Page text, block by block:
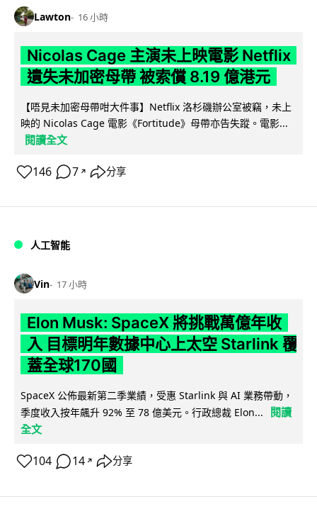
Lawton 16 小時
Nicolas Cage 主演未上映電影 Netflix
遺失未加密母帶 被索償 8.19 億港元
【唔見未加密母帶咁大件事】Netflix 洛杉磯辦公室被竊，未上
映的 Nicolas Cage 電影《Fortitude》母帶亦告失蹤。電影...
閱讀全文
146 7 ↗ 分享
人工智能
Vin 17 小時
Elon Musk: SpaceX 將挑戰萬億年收
入 目標明年數據中心上太空 Starlink 覆
蓋全球170國
SpaceX 公佈最新第二季業績，受惠 Starlink 與 AI 業務帶動，
季度收入按年飆升 92% 至 78 億美元。行政總裁 Elon...
閱讀
全文
104 14 ↗ 分享